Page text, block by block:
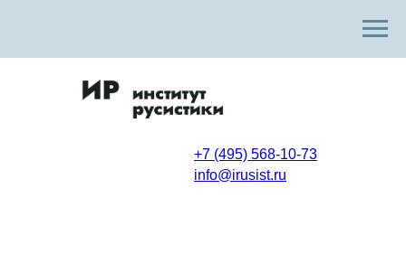
+7 (495) 568-10-73
info@irusist.ru